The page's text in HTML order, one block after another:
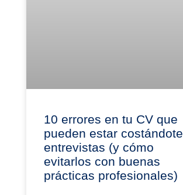
10 errores en tu CV que
pueden estar costándote
entrevistas (y cómo
evitarlos con buenas
prácticas profesionales)